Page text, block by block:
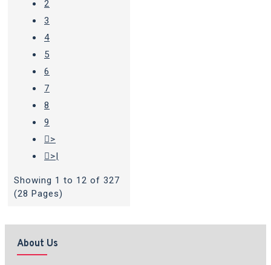
2
3
4
5
6
7
8
9
>
>|
Showing 1 to 12 of 327
(28 Pages)
About Us